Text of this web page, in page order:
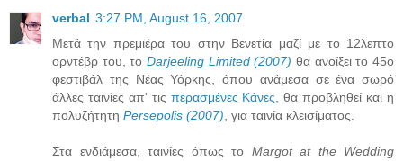
verbal 3:27 PM, August 16, 2007
Μετά την πρεμιέρα του στην Βενετία μαζί με το 12λεπτο
ορντέβρ του, το Darjeeling Limited (2007) θα ανοίξει το 45ο
φεστιβάλ της Νέας Υόρκης, όπου ανάμεσα σε ένα σωρό
άλλες ταινίες απ' τις περασμένες Κάνες , θα προβληθεί και η
πολυζήτητη Persepolis (2007) , για ταινία κλεισίματος.
Στα ενδιάμεσα, ταινίες όπως το Margot at the Wedding